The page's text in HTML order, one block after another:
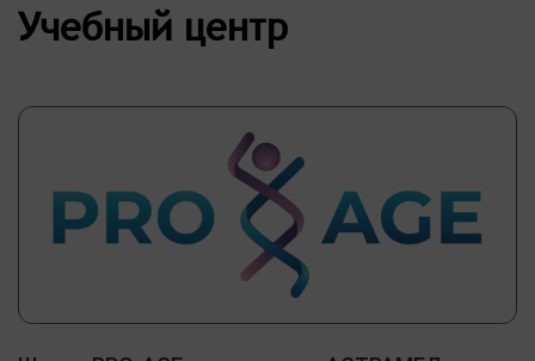
Учебный центр